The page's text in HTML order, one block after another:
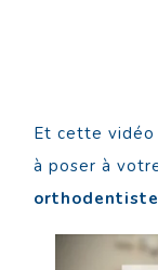
Et cette vidéo
à poser à